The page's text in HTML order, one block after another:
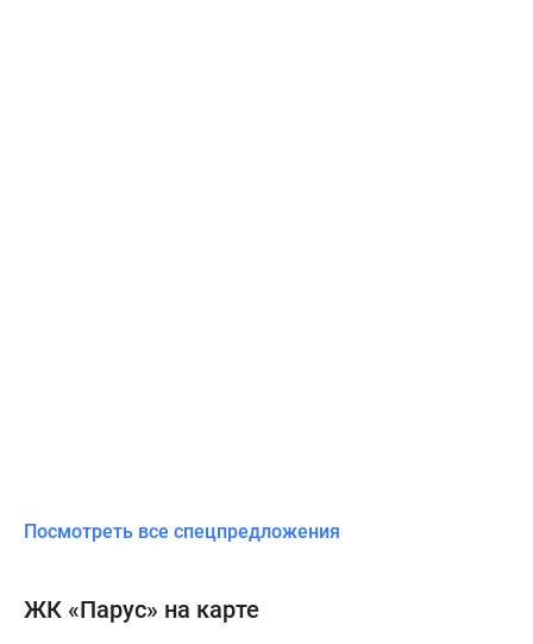
Посмотреть все спецпредложения
ЖК «Парус» на карте